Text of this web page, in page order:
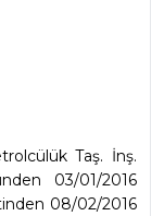
Taş. İnş.
03/01/2016
08/02/2016